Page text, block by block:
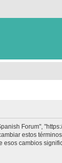
Forum",
estos
cambios